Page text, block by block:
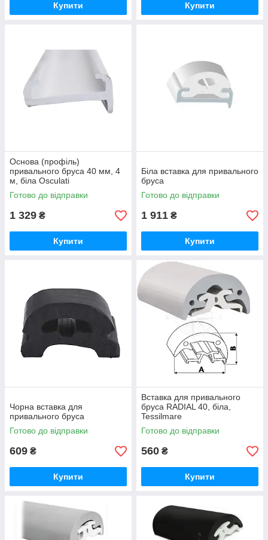
Купити Купити
Основа (профіль)
привального бруса 40 мм, 4
м, біла Osculati
Готово до відправки
1 329 ₴
Купити
Біла вставка для привального
бруса
Готово до відправки
1 911 ₴
Купити
Чорна вставка для
привального бруса
Готово до відправки
609 ₴
Купити
Вставка для привального
бруса RADIAL 40, біла,
Tessilmare
Готово до відправки
560 ₴
Купити